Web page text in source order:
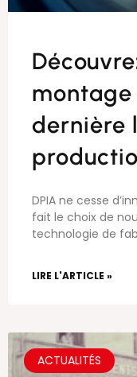
dernière
DPIA ne cesse
fait le choix de
technologie de
LIRE L'ARTICLE »
ACTUALITÉS